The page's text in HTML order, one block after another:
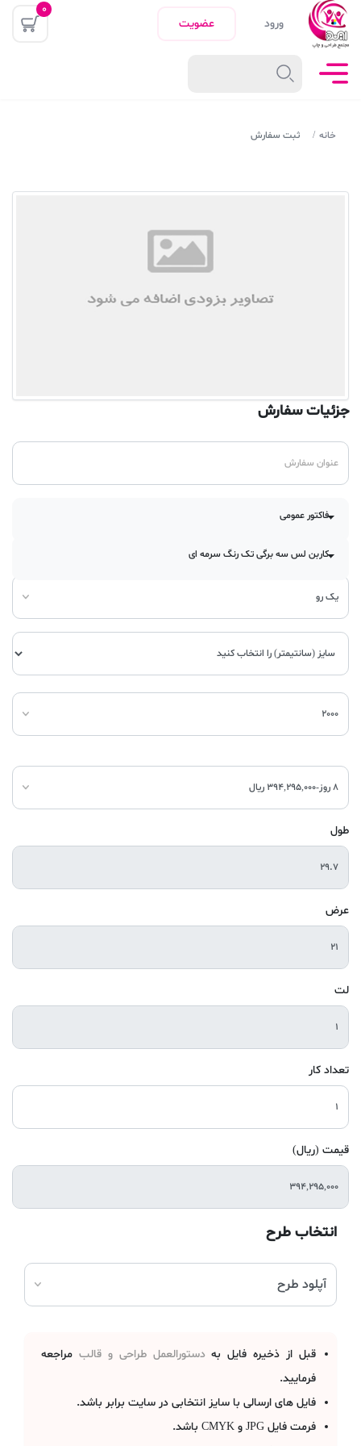
ورود عضویت
0
خانه ثبت سفارش
جزئیات سفارش
فاکتور عمومی
کاربن لس سه برگی تک رنگ سرمه ای
طول
عرض
لت
تعداد کار
قیمت (ریال)
انتخاب طرح
قبل از ذخیره فایل بهدستورالعمل طراحی و قالب مراجعه
فرمایید.
فایل های ارسالی با سایز انتخابی در سایت برابر باشد.
فرمت فایل JPG و CMYK باشد.